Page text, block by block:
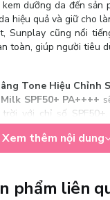
dưỡng da đến sản
hiệu quả và giữ cho
Sunplay cũng nổi
toàn, giúp người tiêu
Tone Hiệu Chỉnh
SPF50+ PA++++
với chỉ số
nếp nhăn, đốm nâu,
điểm trên da,
hơn.
Xem thêm nội dung
phẩm liên